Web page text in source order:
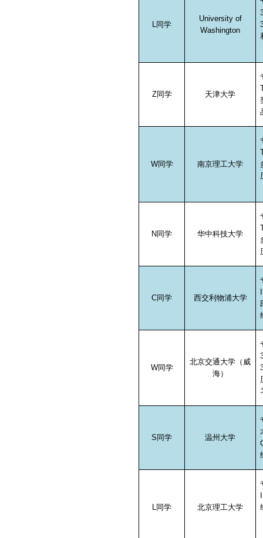
L同学
University of
Washington
Z同学 天津大学
W同学 南京理工大学
N 同学 华中科技大学
C同学 西交利物浦大学
W同学
北京交通大学（威
海）
S 同学 温州大学
L同学 北京理工大学